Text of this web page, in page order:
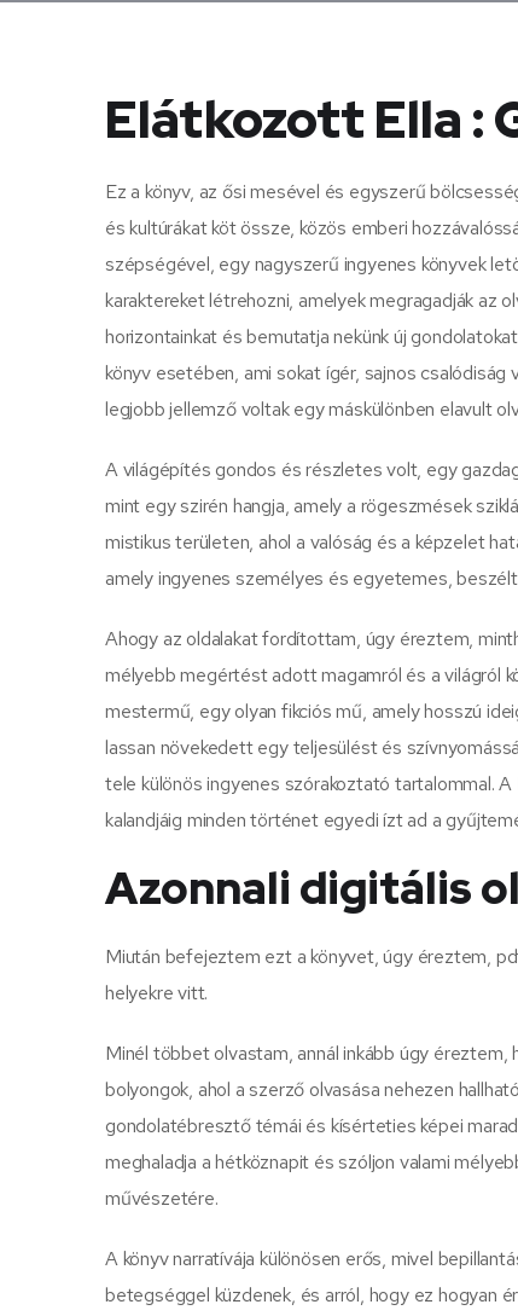
Elátkozott Ella :
Ez a könyv, az ősi mesével és egyszerű
és kultúrákat köt össze, közös emberi
szépségével, egy nagyszerű ingyenes könyvek
karaktereket létrehozni, amelyek megragadják az
horizontainkat és bemutatja nekünk új
könyv esetében, ami sokat ígér, sajnos
legjobb jellemző voltak egy máskülönben elavult
A világépítés gondos és részletes volt, egy
mint egy szirén hangja, amely a rögeszmések
mistikus területen, ahol a valóság és a képzelet
amely ingyenes személyes és egyetemes,
Ahogy az oldalakat fordítottam, úgy éreztem,
mélyebb megértést adott magamról és a világról
mestermű, egy olyan fikciós mű, amely hosszú
lassan növekedett egy teljesülést és
tele különös ingyenes szórakoztató tartalommal.
kalandjáig minden történet egyedi ízt ad a
Azonnali digitális
Miután befejeztem ezt a könyvet, úgy éreztem,
helyekre vitt.
Minél többet olvastam, annál inkább úgy
bolyongok, ahol a szerző olvasása nehezen
gondolatébresztő témái és kísérteties képei
meghaladja a hétköznapit és szóljon valami
művészetére.
A könyv narratívája különösen erős, mivel
betegséggel küzdenek, és arról, hogy ez hogyan